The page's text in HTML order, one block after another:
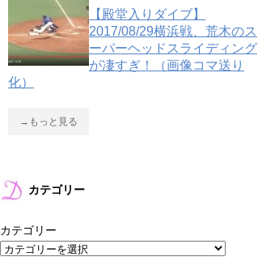
【殿堂入りダイブ】
2017/08/29横浜戦、荒木のス
ーパーヘッドスライディング
が凄すぎ！（画像コマ送り
化）
→もっと見る
カテゴリー
カテゴリー